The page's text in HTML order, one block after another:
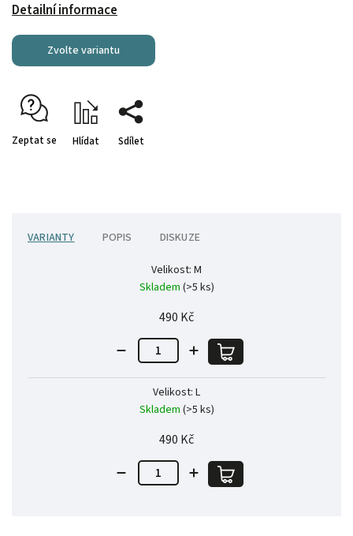
Detailní informace
Zvolte variantu
Zeptat se Hlídat Sdílet
VARIANTY POPIS DISKUZE
Velikost: M
Skladem (>5 ks)
490 Kč
Velikost: L
Skladem (>5 ks)
490 Kč